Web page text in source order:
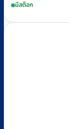
มีสต็อก